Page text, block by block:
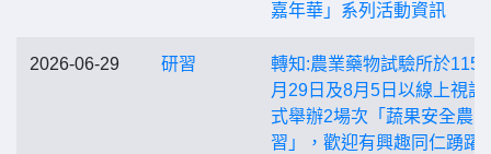
嘉年華」系列活動資訊
2026-06-29 研習
轉知:農業藥物試驗所於115
月29日及8月5日以線上視訊
式舉辦2場次「蔬果安全農
習」，歡迎有興趣同仁踴躍